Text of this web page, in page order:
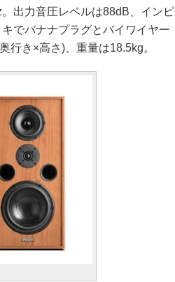
出力音圧レベルは88dB、インピ
でバナナプラグとバイワイヤー
行き×高さ)、重量は18.5kg。